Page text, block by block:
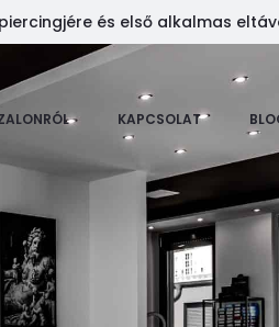
és első alkalmas
KAPCSOLAT